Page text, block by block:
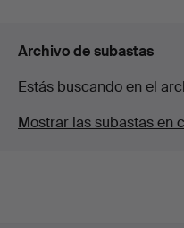
Archivo de subastas
Estás buscando en el
Mostrar las subastas en